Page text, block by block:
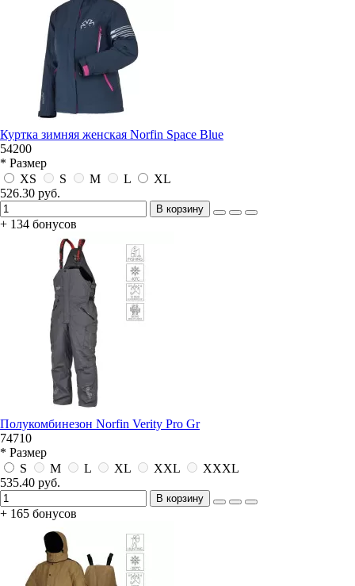
Куртка зимняя женская Norfin Space Blue
54200
* Размер
XS
S M L
XL
526.30 руб.
В корзину
+ 134 бонусов
Полукомбинезон Norfin Verity Pro Gr
74710
* Размер
S
M L XL XXL
XXXL
535.40 руб.
В корзину
+ 165 бонусов